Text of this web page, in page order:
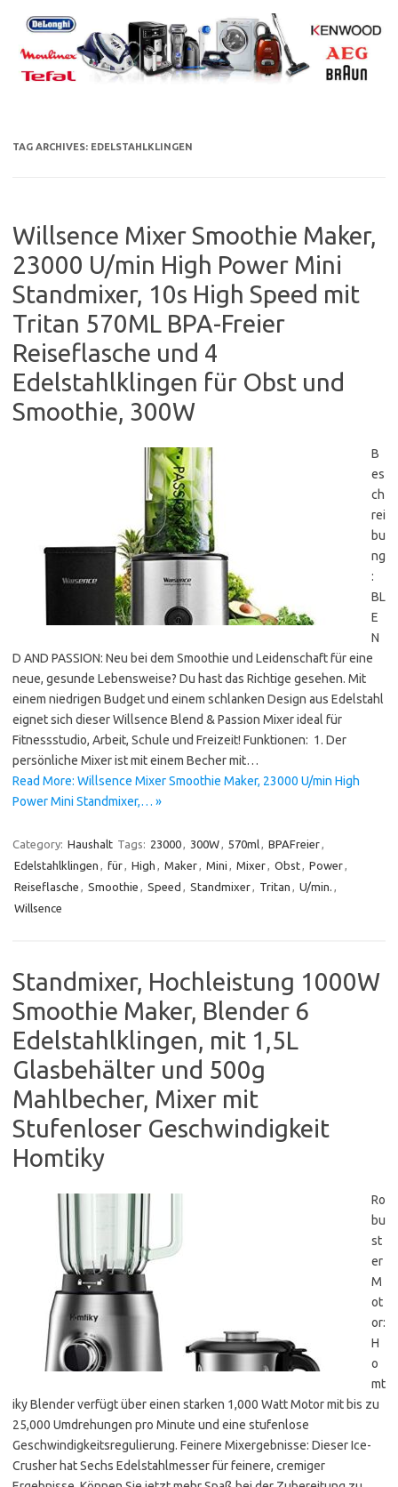
content
TAG ARCHIVES: EDELSTAHLKLINGEN
Willsence Mixer Smoothie Maker,
23000 U/min High Power Mini
Standmixer, 10s High Speed mit
Tritan 570ML BPA-Freier
Reiseflasche und 4
Edelstahlklingen für Obst und
Smoothie, 300W
B
es
ch
rei
bu
ng
:
BL
E
N
D AND PASSION: Neu bei dem Smoothie und Leidenschaft für eine
neue, gesunde Lebensweise? Du hast das Richtige gesehen. Mit
einem niedrigen Budget und einem schlanken Design aus Edelstahl
eignet sich dieser Willsence Blend & Passion Mixer ideal für
Fitnessstudio, Arbeit, Schule und Freizeit! Funktionen: 1. Der
persönliche Mixer ist mit einem Becher mit…
Read More: Willsence Mixer Smoothie Maker, 23000 U/min High
Power Mini Standmixer,… »
Category: Haushalt Tags: 23000, 300W, 570ml, BPAFreier,
Edelstahlklingen , für, High , Maker, Mini , Mixer, Obst, Power,
Reiseflasche , Smoothie , Speed , Standmixer, Tritan , U/min. ,
Willsence
Standmixer, Hochleistung 1000W
Smoothie Maker, Blender 6
Edelstahlklingen, mit 1,5L
Glasbehälter und 500g
Mahlbecher, Mixer mit
Stufenloser Geschwindigkeit
Homtiky
Ro
bu
st
er
M
ot
or:
H
o
mt
iky Blender verfügt über einen starken 1,000 Watt Motor mit bis zu
25,000 Umdrehungen pro Minute und eine stufenlose
Geschwindigkeitsregulierung. Feinere Mixergebnisse: Dieser Ice-
Crusher hat Sechs Edelstahlmesser für feinere, cremiger